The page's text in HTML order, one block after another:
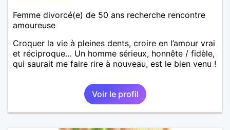
Femme divorcé(e) de 50 ans recherche rencontre
amoureuse
Croquer la vie à pleines dents, croire en l’amour vrai
et réciproque… Un homme sérieux, honnête / fidèle,
qui saurait me faire rire à nouveau, est le bien venu !
Voir le profil